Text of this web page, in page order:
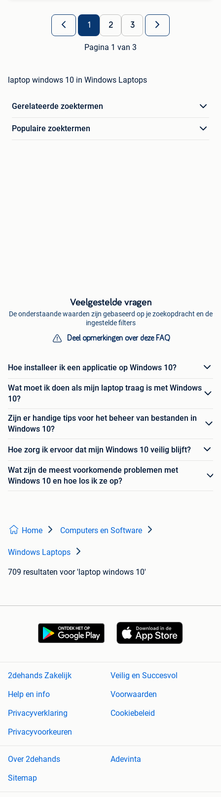
1 2 3
Pagina 1 van 3
laptop windows 10 in Windows Laptops
Gerelateerde zoektermen
Populaire zoektermen
Veelgestelde vragen
De onderstaande waarden zijn gebaseerd op je zoekopdracht en de
ingestelde filters
Deel opmerkingen over deze FAQ
Hoe installeer ik een applicatie op Windows 10?
Wat moet ik doen als mijn laptop traag is met Windows
10?
Zijn er handige tips voor het beheer van bestanden in
Windows 10?
Hoe zorg ik ervoor dat mijn Windows 10 veilig blijft?
Wat zijn de meest voorkomende problemen met
Windows 10 en hoe los ik ze op?
Home Computers en Software
Windows Laptops
709 resultaten voor 'laptop windows 10'
2dehands Zakelijk
Veilig en Succesvol
Help en info
Voorwaarden
Privacyverklaring
Cookiebeleid
Privacyvoorkeuren
Over 2dehands
Adevinta
Sitemap